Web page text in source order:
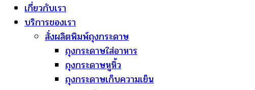
เกี่ยวกับเรา
บริการของเรา
สั่งผลิตพิมพ์ถุงกระดาษ
ถุงกระดาษใส่อาหาร
ถุงกระดาษหูหิ้ว
ถุงกระดาษเก็บความเย็น